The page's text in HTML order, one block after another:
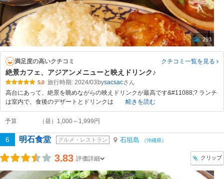
293
満足度の高いクチコミ クチコミ一覧を見る
絶景カフェ、アジアンメニューと映えドリンク♪
5.0 旅行時期: 2024/03 bysacsac
高台にあって、絶景を眺めながらの映えドリンクが最高です&#11088;? ランチ
は室内で、食後のデザートとドリンクは
続きを読む
予算 （昼）1,000～1,999円
6 明石食堂 グルメ・レストラン 石垣島 （沖縄県）
3.83 評価詳細 クリップ